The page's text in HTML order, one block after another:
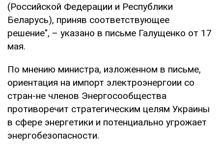
(Российской Федерации и Республики
Беларусь), приняв соответствующее
решение", – указано в письме Галущенко от 17
мая.
По мнению министра, изложенном в письме,
ориентация на импорт электроэнергоии со
стран-не членов Энергосообщества
противоречит стратегическим целям Украины
в сфере энергетики и потенциально угрожает
энергобезопасности.